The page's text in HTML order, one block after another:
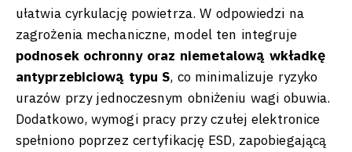
ułatwia cyrkulację powietrza. W odpowiedzi na
zagrożenia mechaniczne, model ten integruje
podnosek ochronny oraz niemetalową wkładkę
antyprzebiciową typu S, co minimalizuje ryzyko
urazów przy jednoczesnym obniżeniu wagi obuwia.
Dodatkowo, wymogi pracy przy czułej elektronice
spełniono poprzez certyfikację ESD, zapobiegającą